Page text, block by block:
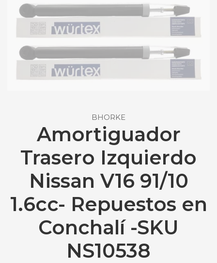
BHORKE
Amortiguador
Trasero Izquierdo
Nissan V16 91/10
1.6cc- Repuestos en
Conchalí -SKU
NS10538